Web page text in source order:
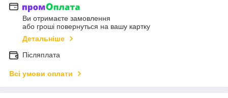
Ви отримаєте замовлення
або гроші повернуться на вашу картку
Детальніше
Післяплата
Всі умови оплати